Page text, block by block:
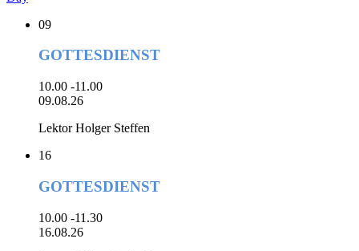
09
GOTTESDIENST
10.00 -11.00
09.08.26
Lektor Holger Steffen
16
GOTTESDIENST
10.00 -11.30
16.08.26